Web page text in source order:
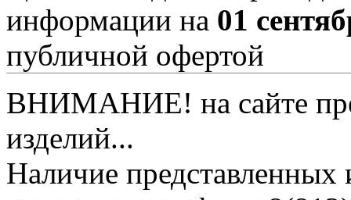
информации на 01
публичной офертой
ВНИМАНИЕ! на сайте
изделий...
Наличие